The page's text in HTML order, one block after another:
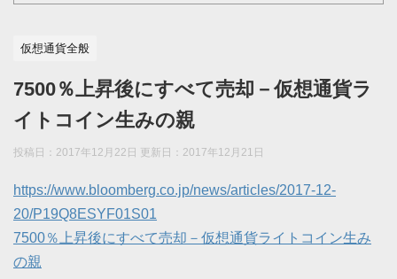
仮想通貨全般
7500％上昇後にすべて売却－仮想通貨ラ
イトコイン生みの親
投稿日：2017年12月22日 更新日： 2017年12月21日
https://www.bloomberg.co.jp/news/articles/2017-12-
20/P19Q8ESYF01S01
7500％上昇後にすべて売却－仮想通貨ライトコイン生み
の親